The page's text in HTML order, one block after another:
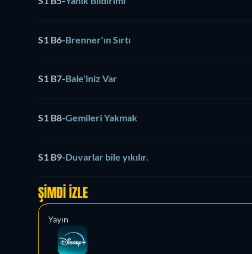
S1 B6-Brenner'ın Sırtı
S1 B7-Bale'iniz Var
S1 B8-Gemileri Yakmak
S1 B9-Duvarlar bile yıkılır.
ŞIMDI İZLE
Yayın